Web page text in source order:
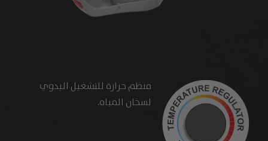
منظم حرارة للتشغيل اليدوي
لسخان المياه.